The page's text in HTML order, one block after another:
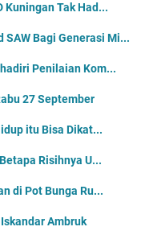
Kuningan Tak Had...
Bagi Generasi Mi...
Penilaian Kom...
27 September
itu Bisa Dikat...
Risihnya U...
di Pot Bunga Ru...
Ambruk